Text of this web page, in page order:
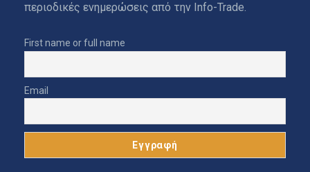
περιοδικές ενημερώσεις από την Info-Trade.
First name or full name
Email